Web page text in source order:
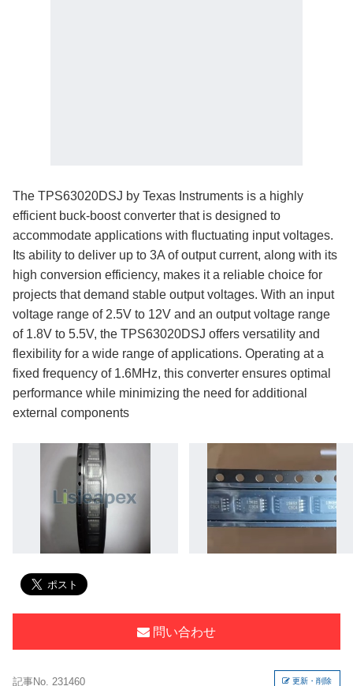
The TPS63020DSJ by Texas Instruments is a highly
efficient buck-boost converter that is designed to
accommodate applications with fluctuating input voltages.
Its ability to deliver up to 3A of output current, along with its
high conversion efficiency, makes it a reliable choice for
projects that demand stable output voltages. With an input
voltage range of 2.5V to 12V and an output voltage range
of 1.8V to 5.5V, the TPS63020DSJ offers versatility and
flexibility for a wide range of applications. Operating at a
fixed frequency of 1.6MHz, this converter ensures optimal
performance while minimizing the need for additional
external components
問い合わせ
記事No. 231460 更新・削除